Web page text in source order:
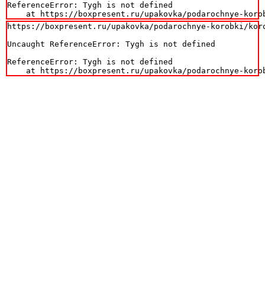
ReferenceError: Tygh is not defined
at https://boxpresent.ru/upakovka/podarochnye-
https://boxpresent.ru/upakovka/podarochnye-korobki/
Uncaught ReferenceError: Tygh is not defined
ReferenceError: Tygh is not defined
at https://boxpresent.ru/upakovka/podarochnye-